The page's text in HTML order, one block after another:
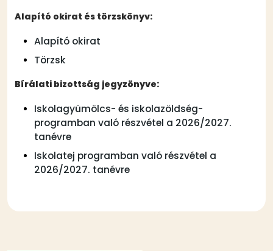
Alapító okirat és törzskönyv:
Alapító okirat
Törzsk
Bírálati bizottság jegyzönyve:
Iskolagyümölcs- és iskolazöldség-
programban való részvétel a 2026/2027.
tanévre
Iskolatej programban való részvétel a
2026/2027. tanévre